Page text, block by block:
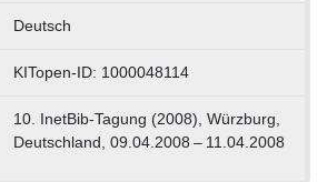
Deutsch
KITopen-ID: 1000048114
10. InetBib-Tagung (2008), Würzburg,
Deutschland, 09.04.2008 – 11.04.2008